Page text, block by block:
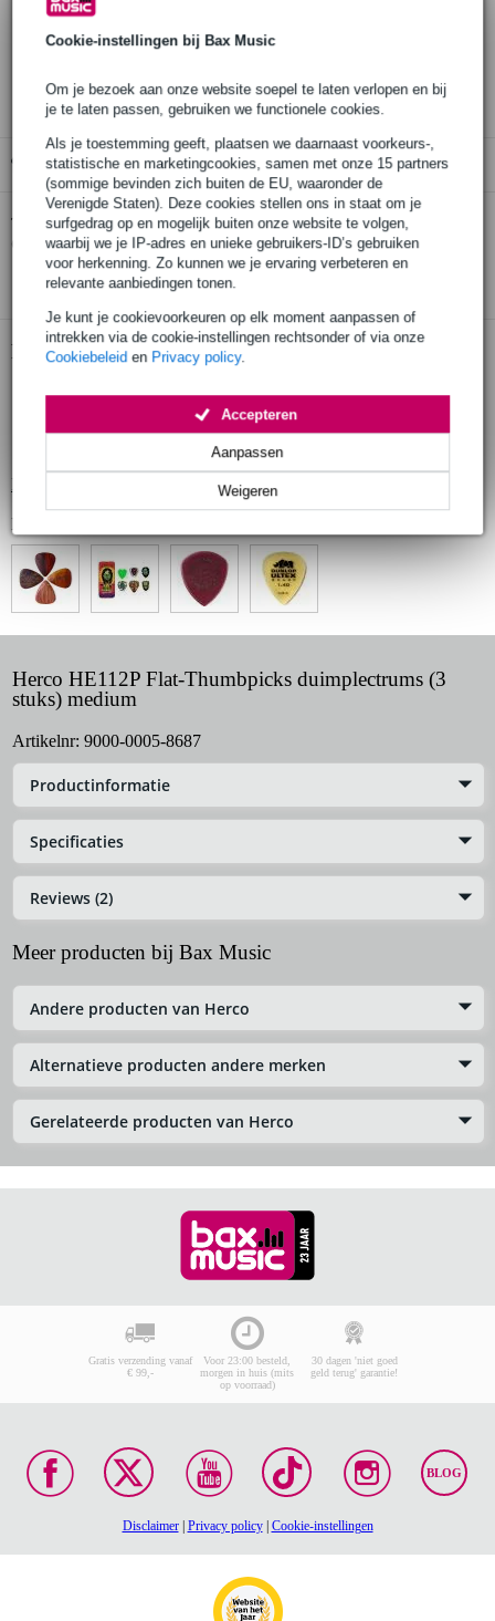
Cookie-instellingen bij Bax Music
Om je bezoek aan onze website soepel te laten verlopen en bij
je te laten passen, gebruiken we functionele cookies.
Als je toestemming geeft, plaatsen we daarnaast voorkeurs-,
statistische en marketingcookies, samen met onze 15 partners
(sommige bevinden zich buiten de EU, waaronder de
Verenigde Staten). Deze cookies stellen ons in staat om je
surfgedrag op en mogelijk buiten onze website te volgen,
waarbij we je IP-adres en unieke gebruikers-ID’s gebruiken
voor herkenning. Zo kunnen we je ervaring verbeteren en
relevante aanbiedingen tonen.
Je kunt je cookievoorkeuren op elk moment aanpassen of
intrekken via de cookie-instellingen rechtsonder of via onze
Cookiebeleid en Privacy policy.
Weigeren
Aanpassen
Accepteren
30 dagen 'niet goed geld terug' garantie
Gratis ophalen in de winkel
Twijfel je of deHerco HE112P Flat-Thumbpicks
duimplectrums (3 stuks) mediumbij je past? Doe de check.
Start de check
Productinformatie
duimplectrums (3 stuks)
Bekijk alle productspecificaties
Bekijk ook eens (4)
Herco HE112P Flat-Thumbpicks duimplectrums (3
stuks) medium
Artikelnr: 9000-0005-8687
Productinformatie
Specificaties
Reviews (2)
Meer producten bij Bax Music
Andere producten van Herco
Alternatieve producten andere merken
Gerelateerde producten van Herco
Gratis verzending vanaf
€ 99,-
Voor 23:00 besteld,
morgen in huis (mits
op voorraad)
30 dagen 'niet goed
geld terug' garantie!
BLOG
Disclaimer| Privacy policy| Cookie-instellingen